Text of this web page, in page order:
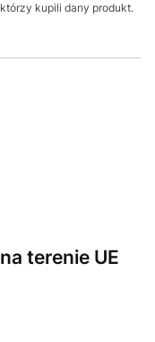
kupili dany produkt.
terenie UE